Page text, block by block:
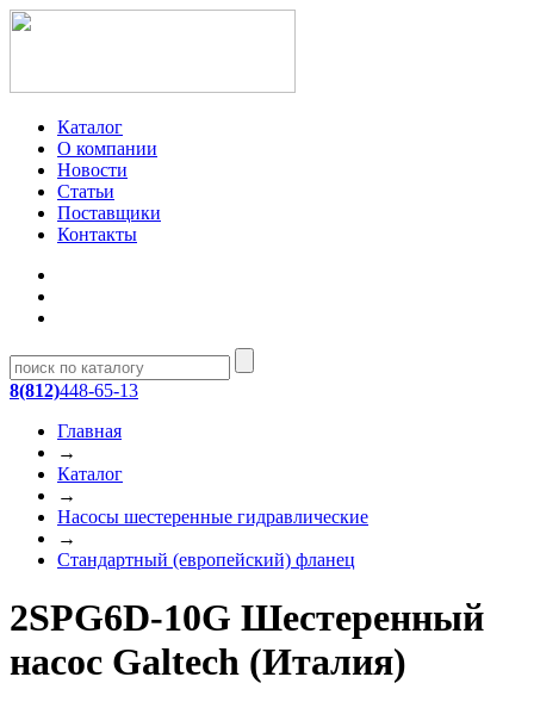
Каталог
О компании
Новости
Статьи
Поставщики
Контакты
8(812)448-65-13
Главная
→
Каталог
→
Насосы шестеренные гидравлические
→
Стандартный (европейский) фланец
2SPG6D-10G Шестеренный
насос Galtech (Италия)